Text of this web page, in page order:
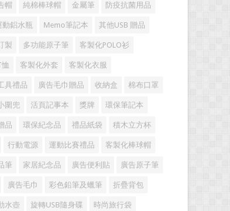
帽 純棉棒球帽 金屬筆 防疫抗菌用品
動鋁水瓶 Memo筆記本 其他USB 贈品
製 多功能原子筆 客製化POLO衫
客製化外套 客製化衣服
具禮品 廣告毛巾贈品 收納盒 棉布口罩
圍兜 活頁記事本 獎牌 環保筆記本
品 環保紀念品 禮品紙袋 積木立方杯
行動電源 運動比賽禮品 客製化棒球帽
筆 家居紀念品 廣告便利貼 廣告原子筆
廣告毛巾 彩色鉛筆及蠟筆 折疊背包
水壺 旋轉USB隨身碟 時尚旅行袋